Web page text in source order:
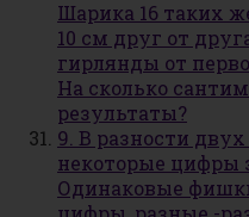
Шарика 16 таких
10 см друг от
гирлянды от
На сколько
результаты?
9. В разности
некоторые
Одинаковые